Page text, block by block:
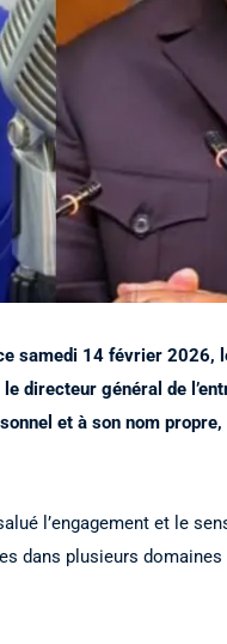
samedi 14 février 2026,
directeur général de
et à son nom
l’engagement et le
dans plusieurs